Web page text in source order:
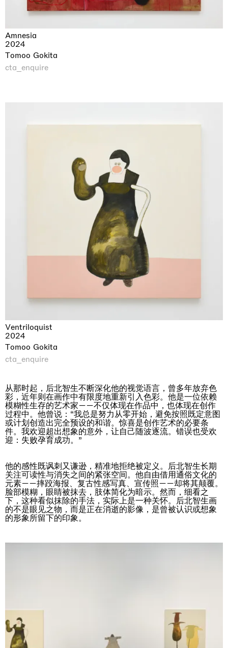
Amnesia
2024
Tomoo Gokita
cta_enquire
Ventriloquist
2024
Tomoo Gokita
cta_enquire
从那时起，后北智生不断深化他的视觉语言，曾多年放弃色
彩，近年则在画作中有限度地重新引入色彩。他是一位依赖
模糊性生存的艺术家——不仅体现在作品中，也体现在创作
过程中。他曾说：“我总是努力从零开始，避免按照既定意图
或计划创造出完全预设的和谐。惊喜是创作艺术的必要条
件。我欢迎超出想象的意外，让自己随波逐流。错误也受欢
迎：失败孕育成功。”
他的感性既讽刺又谦逊，精准地拒绝被定义。后北智生长期
关注可读性与消失之间的紧张空间。他自由借用通俗文化的
元素——摔跤海报、复古性感写真、宣传照——却将其颠覆。
脸部模糊，眼睛被抹去，肢体简化为暗示。然而，细看之
下，这种看似抹除的手法，实际上是一种关怀。后北智生画
的不是眼见之物，而是正在消逝的影像，是曾被认识或想象
的形象所留下的印象。